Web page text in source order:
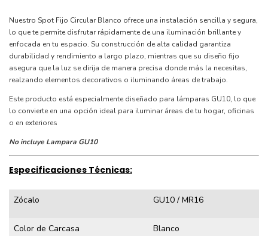
Nuestro Spot Fijo Circular Blanco ofrece una instalación sencilla y segura,
lo que te permite disfrutar rápidamente de una iluminación brillante y
enfocada en tu espacio. Su construcción de alta calidad garantiza
durabilidad y rendimiento a largo plazo, mientras que su diseño fijo
asegura que la luz se dirija de manera precisa donde más la necesitas,
realzando elementos decorativos o iluminando áreas de trabajo.
Este producto está especialmente diseñado para lámparas GU10, lo que
lo convierte en una opción ideal para iluminar áreas de tu hogar, oficinas
o en exteriores
No incluye Lampara GU10
Especificaciones Técnicas:
Zócalo GU10 / MR16
Color de Carcasa Blanco